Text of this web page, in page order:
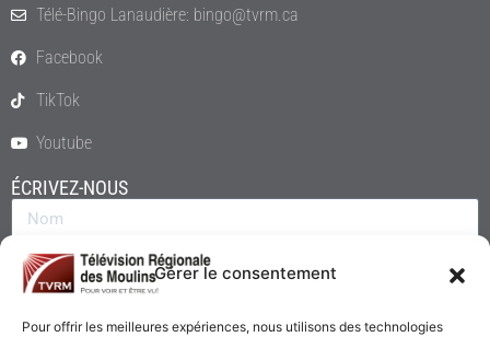
Gérer le consentement
Pour offrir les meilleures expériences, nous utilisons des technologies
Télé-Bingo Lanaudière: bingo@tvrm.ca
Facebook
TikTok
Youtube
ÉCRIVEZ-NOUS